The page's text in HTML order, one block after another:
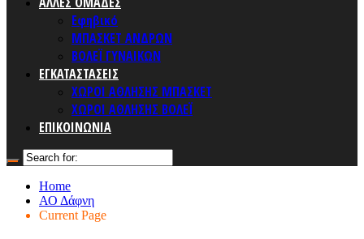
Εφηβικό
ΜΠΑΣΚΕΤ ΑΝΔΡΩΝ
ΒΟΛΕΪ ΓΥΝΑΙΚΩΝ
ΕΓΚΑΤΑΣΤΑΣΕΙΣ
ΧΩΡΟΙ ΑΘΛΗΣΗΣ ΜΠΑΣΚΕΤ
ΧΩΡΟΙ ΑΘΛΗΣΗΣ ΒΟΛΕΪ
ΕΠΙΚΟΙΝΩΝΙΑ
Home
ΑΟ Δάφνη
Current Page